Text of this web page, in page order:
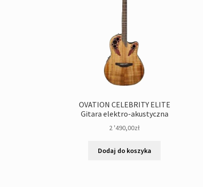
OVATION CELEBRITY ELITE
Gitara elektro-akustyczna
2 '490,00zł
Dodaj do koszyka